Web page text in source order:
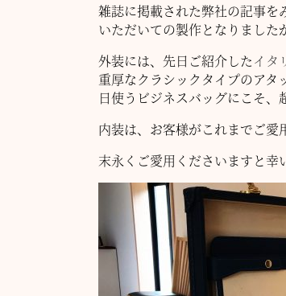
雑誌に掲載された弊社の記事を
いただいての製作となりました
外装には、先日ご紹介したイタ
重厚なクラシックタイプのア
日使うビジネスバッグにこそ、
内装は、お客様がこれまでご愛
末永くご愛用くださいますと幸